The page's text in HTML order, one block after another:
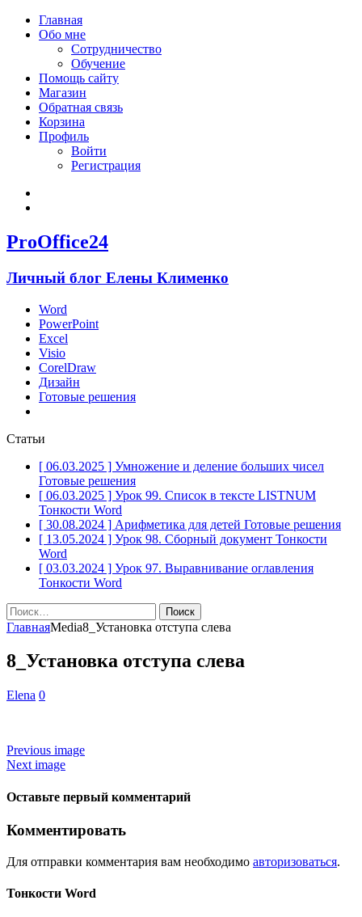
Главная
Обо мне
Сотрудничество
Обучение
Помощь сайту
Магазин
Обратная связь
Корзина
Профиль
Войти
Регистрация
ProOffice24
Личный блог Елены Клименко
Word
PowerPoint
Excel
Visio
CorelDraw
Дизайн
Готовые решения
Статьи
[ 06.03.2025 ] Умножение и деление больших чисел
Готовые решения
[ 06.03.2025 ] Урок 99. Список в тексте LISTNUM
Тонкости Word
[ 30.08.2024 ] Арифметика для детей Готовые решения
[ 13.05.2024 ] Урок 98. Сборный документ Тонкости
Word
[ 03.03.2024 ] Урок 97. Выравнивание оглавления
Тонкости Word
Найти:
ГлавнаяMedia8_Установка отступа слева
8_Установка отступа слева
Elena 0
Previous image
Next image
Оставьте первый комментарий
Комментировать
Для отправки комментария вам необходимо авторизоваться.
Тонкости Word